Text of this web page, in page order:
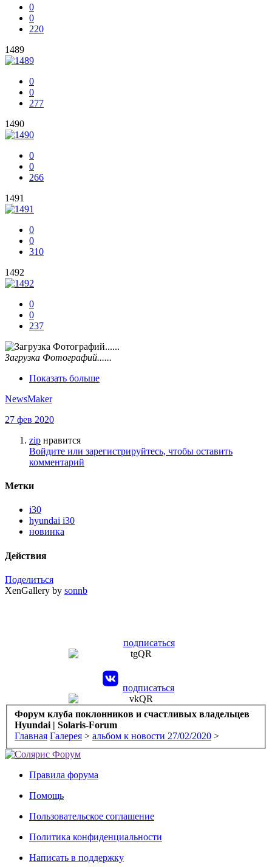
0
0
220
1489
0
0
277
1490
0
0
266
1491
0
0
310
1492
0
0
237
Загрузка Фотографий......
Показать больше
NewsMaker
27 фев 2020
zip нравится
Войдите или зарегистрируйтесь, чтобы оставить
комментарий
Метки
i30
hyundai i30
новинка
Действия
Поделиться
XenGallery by sonnb
подписаться
подписаться
Форум клуба поклонников и счастливых владельцев
Hyundai | Solaris-Forum
Главная Галерея > альбом к новости 27/02/2020 >
Правила форума
Помощь
Пользовательское соглашение
Политика конфиденциальности
Написать в поддержку